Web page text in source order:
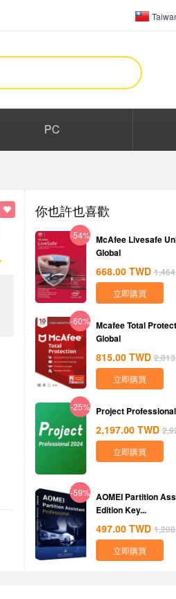
PC
你也許也喜歡
-54% McAfee Livesafe
Global
668.00 TWD
立即購買
-60% Mcafee Total
Global
815.00 TWD
立即購買
-25% Project
2,197.00 TWD
立即購買
-59% AOMEI Partition
Edition Key...
497.00 TWD
立即購買